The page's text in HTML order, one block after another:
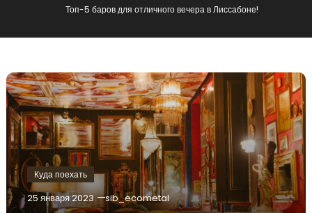
Топ-5 баров для отличного вечера в Лиссабоне!
Куда поехать
25 января 2023 sib_ecometal